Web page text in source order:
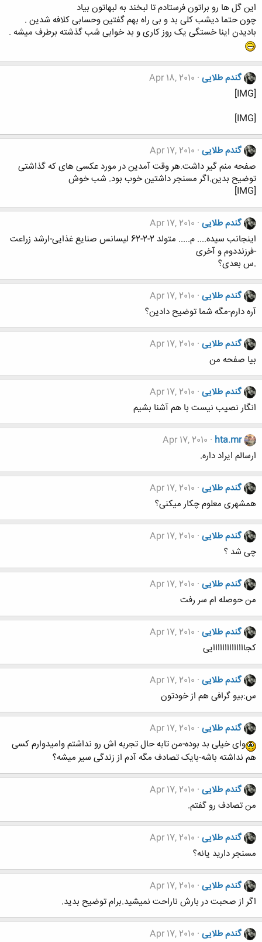
این گل ها رو براتون فرستادم تا لبخند به لبهاتون بیاد
چون حتما دیشب کلی بد و بی راه بهم گفتین وحسابی کلافه شدین .
بادیدن اینا خستگی یک روز کاری و بد خوابی شب گذشته برطرف میشه .
گندم طلایی Apr 18, 2010
[IMG]
[IMG]
گندم طلایی Apr 17, 2010
صفحه منم گیر داشت.هر وقت آمدین در مورد عکسی های که گذاشتی
توضیح بدین.اگر مسنجر داشتین خوب بود. شب خوش
[IMG]
گندم طلایی Apr 17, 2010
اینجانب سیده.... م..... متولد 2-2-62 لیسانس صنایع غذایی-ارشد زراعت
-فرزنددوم و آخری
.س بعدی؟
گندم طلایی Apr 17, 2010
آره دارم-مگه شما توضیح دادین؟
گندم طلایی Apr 17, 2010
بیا صفحه من
گندم طلایی Apr 17, 2010
انگار نصیب نیست با هم آشنا بشیم
hta.mr
Apr 17, 2010
ارسالم ایراد داره.
گندم طلایی Apr 17, 2010
همشهری معلوم چکار میکنی؟
گندم طلایی Apr 17, 2010
چی شد ؟
گندم طلایی Apr 17, 2010
من حوصله ام سر رفت
گندم طلایی Apr 17, 2010
کجاااااااااااااایی
گندم طلایی Apr 17, 2010
س:بیو گرافی هم از خودتون
گندم طلایی Apr 17, 2010
وای خیلی بد بوده-من تابه حال تجربه اش رو نداشتم وامیدوارم کسی
هم نداشته باشه-بایک تصادف مگه آدم از زندگی سیر میشه؟
گندم طلایی Apr 17, 2010
من تصادف رو گفتم.
گندم طلایی Apr 17, 2010
مسنجر دارید یانه؟
گندم طلایی Apr 17, 2010
اگر از صحبت در بارش ناراحت نمیشید.برام توضیح بدید.
گندم طلایی Apr 17, 2010